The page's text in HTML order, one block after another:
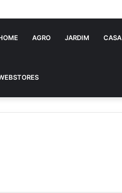
AGRO JARDIM CASA